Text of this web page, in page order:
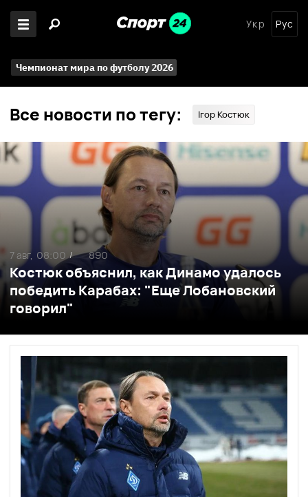
Укр Рус
Чемпионат мира по футболу 2026
Все новости по тегу: Ігор Костюк
Костюк объяснил, как Динамо удалось
победить Карабах: "Еще Лобановский
говорил"
7 авг, 08:00 / 890